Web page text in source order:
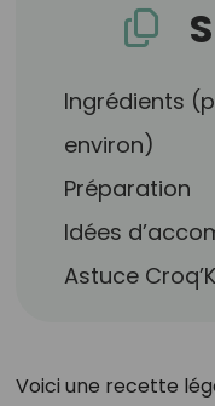
Ingrédients
environ)
Préparation
Idées
Astuce
Voici une recette